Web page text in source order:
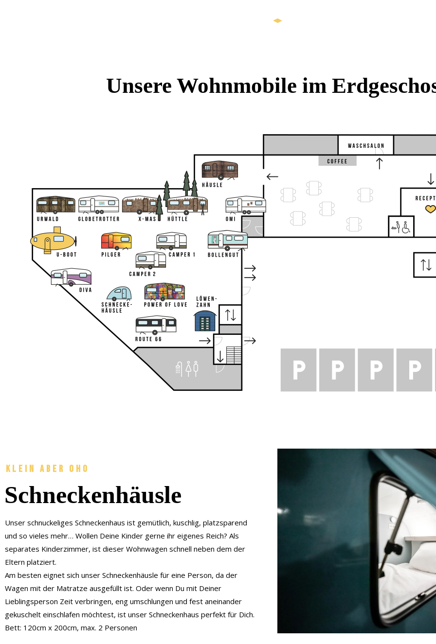
Unsere Wohnmobile im
klein aber oho
Schneckenhäusle
Unser schnuckeliges Schneckenhaus ist gemütlich, kuschlig, platzsparend
und so vieles mehr… Wollen Deine Kinder gerne ihr eigenes Reich? Als
separates Kinderzimmer, ist dieser Wohnwagen schnell neben dem der
Eltern platziert.
Am besten eignet sich unser Schneckenhäusle für eine Person, da der
Wagen mit der Matratze ausgefüllt ist. Oder wenn Du mit Deiner
Lieblingsperson Zeit verbringen, eng umschlungen und fest aneinander
gekuschelt einschlafen möchtest, ist unser Schneckenhaus perfekt für Dich.
Bett: 120cm x 200cm, max. 2 Personen